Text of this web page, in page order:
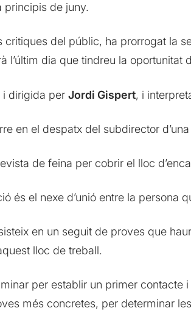
principis de juny.
critiques del públic, ha prorrogat la
l’últim dia que tindreu la oportunitat
i dirigida per Jordi Gispert, i
en el despatx del subdirector
de feina per cobrir el lloc
és el nexe d’unió entre la persona
en un seguit de proves que
lloc de treball.
per establir un primer
més concretes, per determinar